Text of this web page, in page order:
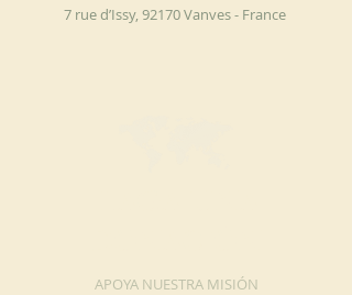
7 rue d’Issy, 92170 Vanves - France
APOYA NUESTRA MISIÓN